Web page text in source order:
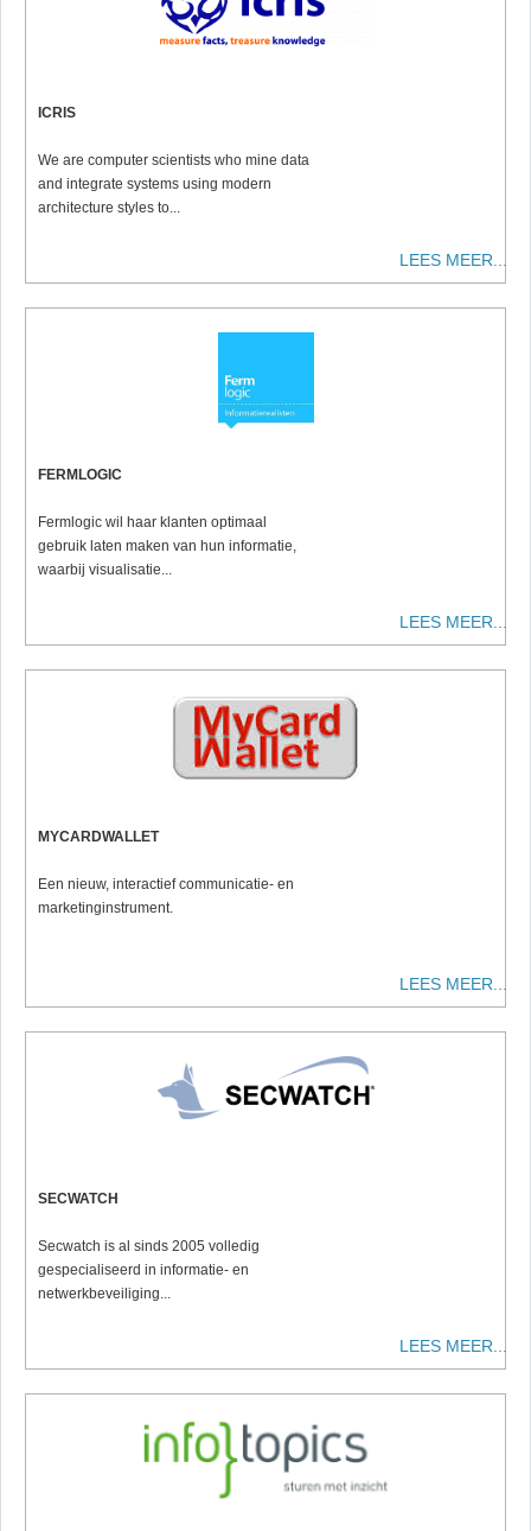
ICRIS
We are computer scientists who mine data
and integrate systems using modern
architecture styles to...
LEES MEER...
FERMLOGIC
Fermlogic wil haar klanten optimaal
gebruik laten maken van hun informatie,
waarbij visualisatie...
LEES MEER...
MYCARDWALLET
Een nieuw, interactief communicatie- en
marketinginstrument.
LEES MEER...
SECWATCH
Secwatch is al sinds 2005 volledig
gespecialiseerd in informatie- en
netwerkbeveiliging...
LEES MEER...